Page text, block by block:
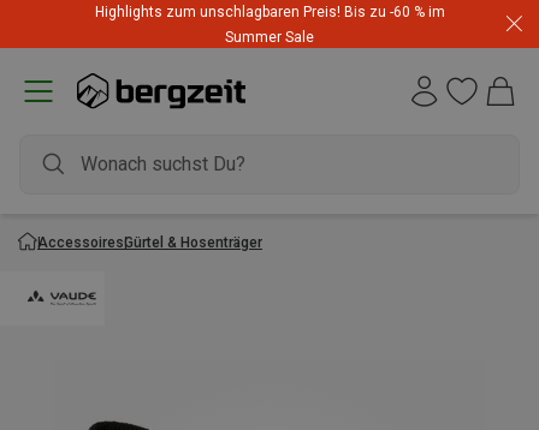
Highlights zum unschlagbaren Preis! Bis zu -60 % im
Summer Sale
AccessoiresGürtel & Hosenträger